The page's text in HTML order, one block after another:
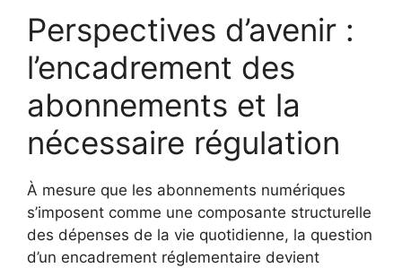
Perspectives d’avenir :
l’encadrement des
abonnements et la
nécessaire régulation
À mesure que les abonnements numériques
s’imposent comme une composante structurelle
des dépenses de la vie quotidienne, la question
d’un encadrement réglementaire devient